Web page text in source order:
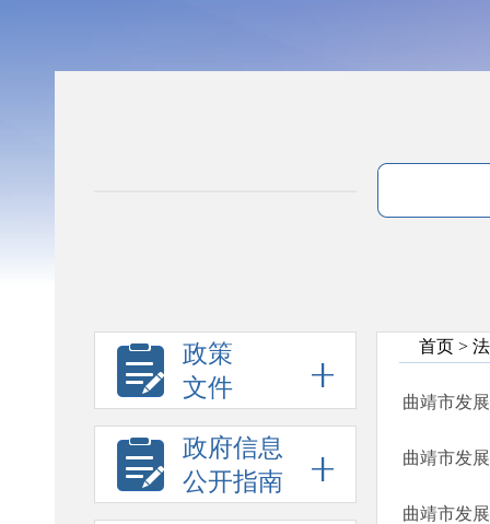
政策
文件
政府信息
公开指南
首页 >
曲靖市发
曲靖市发
曲靖市发